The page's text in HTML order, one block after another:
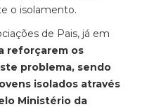
o isolamento.
de Pais, já em
reforçarem os
problema, sendo
isolados através
Ministério da